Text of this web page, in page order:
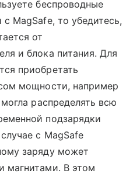
беспроводные
MagSafe, то убедитесь,
от
и блока питания. Для
приобретать
мощности, например
распределять всю
подзарядки
с MagSafe
заряду может
магнитами. В этом